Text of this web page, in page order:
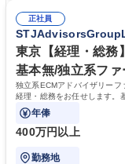
企業への品質報告・問
務内容の変更の範囲：当社業務全般 募集職種 【
理】基準構築（商品表
FS規格の内部監査員研
正社員
東京【経理・総務
基本無/独立系フ
独立系ECMアドバイザリー
経理・総務をお任せします。
任担当として広く活躍できる
年俸
400万円以上
勤務地